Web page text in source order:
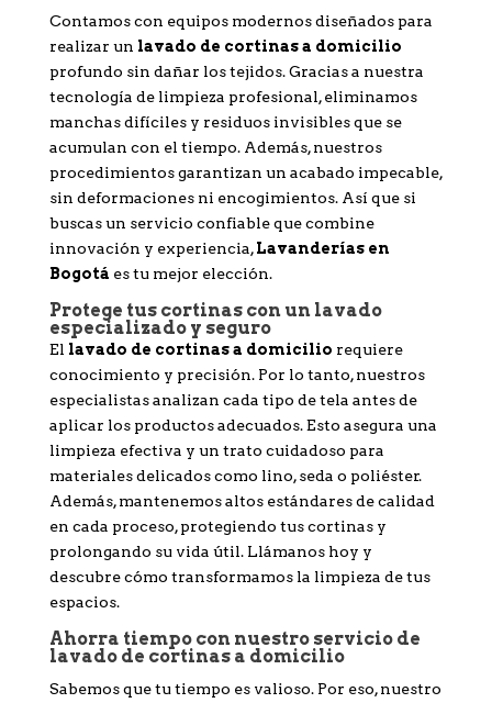
Contamos con equipos modernos diseñados para
realizar un lavado de cortinas a domicilio
profundo sin dañar los tejidos. Gracias a nuestra
tecnología de limpieza profesional, eliminamos
manchas difíciles y residuos invisibles que se
acumulan con el tiempo. Además, nuestros
procedimientos garantizan un acabado impecable,
sin deformaciones ni encogimientos. Así que si
buscas un servicio confiable que combine
innovación y experiencia,Lavanderías en
Bogotá es tu mejor elección.
Protege tus cortinas con un lavado
especializado y seguro
El lavado de cortinas a domicilio requiere
conocimiento y precisión. Por lo tanto, nuestros
especialistas analizan cada tipo de tela antes de
aplicar los productos adecuados. Esto asegura una
limpieza efectiva y un trato cuidadoso para
materiales delicados como lino, seda o poliéster.
Además, mantenemos altos estándares de calidad
en cada proceso, protegiendo tus cortinas y
prolongando su vida útil. Llámanos hoy y
descubre cómo transformamos la limpieza de tus
espacios.
Ahorra tiempo con nuestro servicio de
lavado de cortinas a domicilio
Sabemos que tu tiempo es valioso. Por eso, nuestro